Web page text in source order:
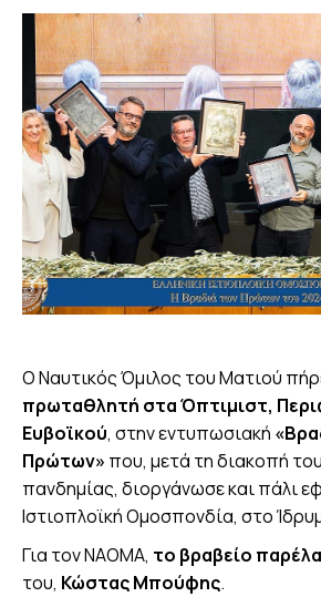
Ο Ναυτικός Όμιλος του Ματιού
πρωταθλητή στα Όπτιμιστ,
Ευβοϊκού, στην εντυπωσιακή
Πρώτων» που, μετά τη διακοπή
πανδημίας, διοργάνωσε και πάλι
Ιστιοπλοϊκή Ομοσπονδία, στο
Για τον ΝΑΟΜΑ, το βραβείο
του, Κώστας Μπούφης.